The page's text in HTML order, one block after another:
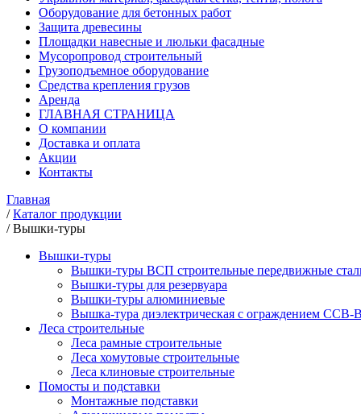
Оборудование для бетонных работ
Защита древесины
Площадки навесные и люльки фасадные
Мусоропровод строительный
Грузоподъемное оборудование
Средства крепления грузов
Аренда
ГЛАВНАЯ СТРАНИЦА
О компании
Доставка и оплата
Акции
Контакты
Главная
/Каталог продукции
/Вышки-туры
Вышки-туры
Вышки-туры ВСП строительные передвижные
Вышки-туры для резервуара
Вышки-туры алюминиевые
Вышка-тура диэлектрическая с ограждением ССВ-В
Леса строительные
Леса рамные строительные
Леса хомутовые строительные
Леса клиновые строительные
Помосты и подставки
Монтажные подставки